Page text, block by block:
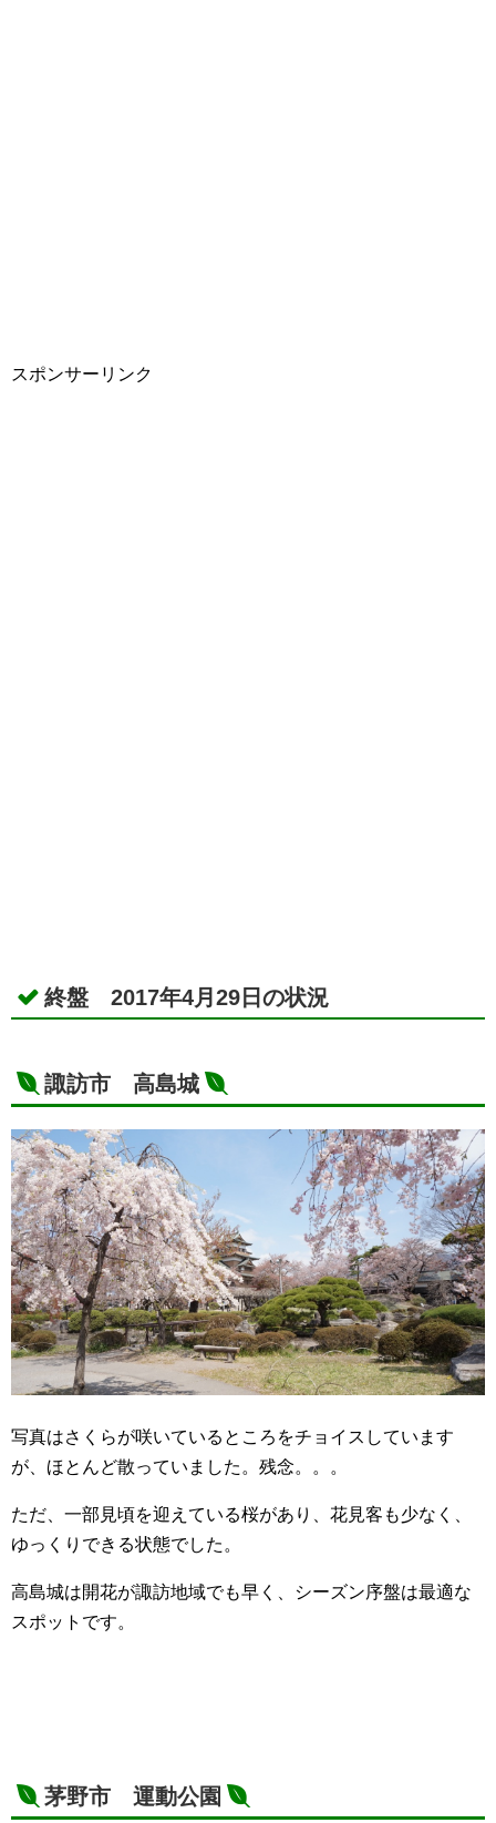
スポンサーリンク
終盤 2017年4月29日の状況
諏訪市 高島城
写真はさくらが咲いているところをチョイスしています
が、ほとんど散っていました。残念。。。
ただ、一部見頃を迎えている桜があり、花見客も少なく、
ゆっくりできる状態でした。
高島城は開花が諏訪地域でも早く、シーズン序盤は最適な
スポットです。
茅野市 運動公園